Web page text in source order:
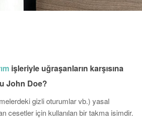
işleriyle uğraşanların karşısına
John Doe?
gizli oturumlar vb.) yasal
cesetler için kullanılan bir takma isimdir.